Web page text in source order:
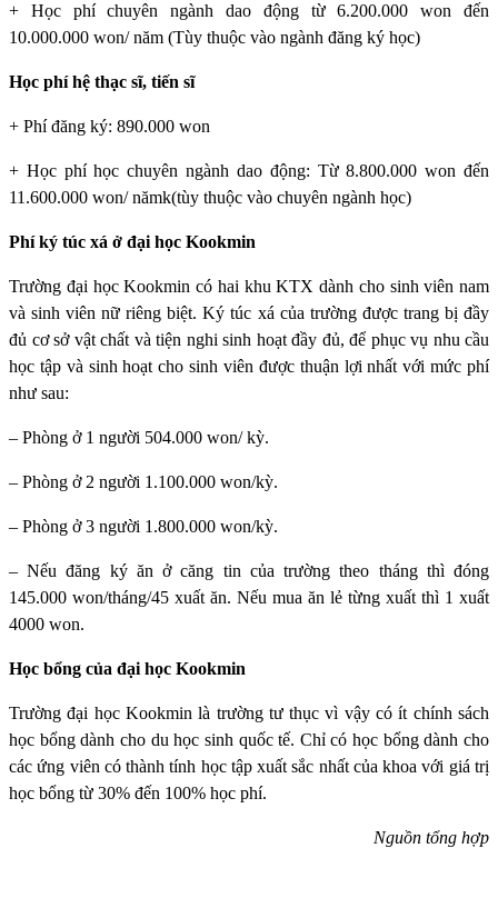
+ Học phí chuyên ngành dao động từ 6.200.000 won đến
10.000.000 won/ năm (Tùy thuộc vào ngành đăng ký học)
Học phí hệ thạc sĩ, tiến sĩ
+ Phí đăng ký: 890.000 won
+ Học phí học chuyên ngành dao động: Từ 8.800.000 won đến
11.600.000 won/ nămk(tùy thuộc vào chuyên ngành học)
Phí ký túc xá ở đại học Kookmin
Trường đại học Kookmin có hai khu KTX dành cho sinh viên nam
và sinh viên nữ riêng biệt. Ký túc xá của trường được trang bị đầy
đủ cơ sở vật chất và tiện nghi sinh hoạt đầy đủ, để phục vụ nhu cầu
học tập và sinh hoạt cho sinh viên được thuận lợi nhất với mức phí
như sau:
– Phòng ở 1 người 504.000 won/ kỳ.
– Phòng ở 2 người 1.100.000 won/kỳ.
– Phòng ở 3 người 1.800.000 won/kỳ.
– Nếu đăng ký ăn ở căng tin của trường theo tháng thì đóng
145.000 won/tháng/45 xuất ăn. Nếu mua ăn lẻ từng xuất thì 1 xuất
4000 won.
Học bổng của đại học Kookmin
Trường đại học Kookmin là trường tư thục vì vậy có ít chính sách
học bổng dành cho du học sinh quốc tế. Chỉ có học bổng dành cho
các ứng viên có thành tính học tập xuất sắc nhất của khoa với giá trị
học bổng từ 30% đến 100% học phí.
Nguồn tổng hợp